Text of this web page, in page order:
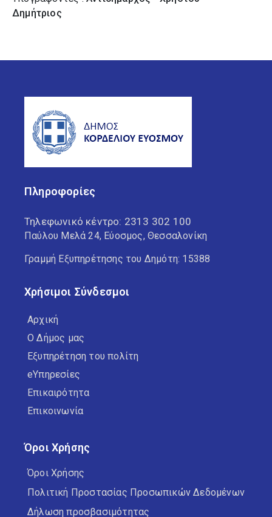
Δημήτριος
Πληροφορίες
Τηλεφωνικό κέντρο: 2313 302 100
Παύλου Μελά 24, Εύοσμος, Θεσσαλονίκη
Γραμμή Εξυπηρέτησης του Δημότη: 15388
Χρήσιμοι Σύνδεσμοι
Αρχική
Ο Δήμος μας
Εξυπηρέτηση του πολίτη
eΥπηρεσίες
Επικαιρότητα
Επικοινωνία
Όροι Χρήσης
Όροι Χρήσης
Πολιτική Προστασίας Προσωπικών Δεδομένων
Δήλωση προσβασιμότητας